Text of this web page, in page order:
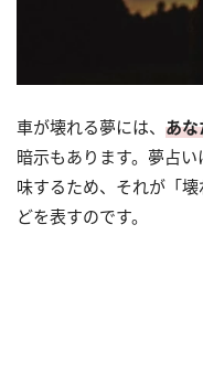
車が壊れる夢には、 あな
暗示もあります。夢占
味するため、それが「
どを表すのです。